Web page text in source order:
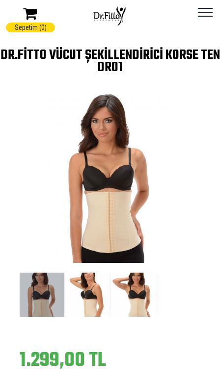
Sepetim (0)
DR.FITTO VÜCUT ŞEKILLENDIRICI KORSE TEN
DR01
1.299,00 TL